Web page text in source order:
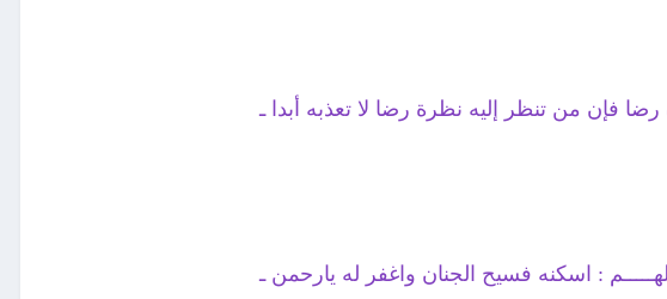
رضا فإن من تنظر إليه نظرة رضا لا تعذبه أبدا ـ
: اسكنه فسيح الجنان واغفر له يارحمن ـ